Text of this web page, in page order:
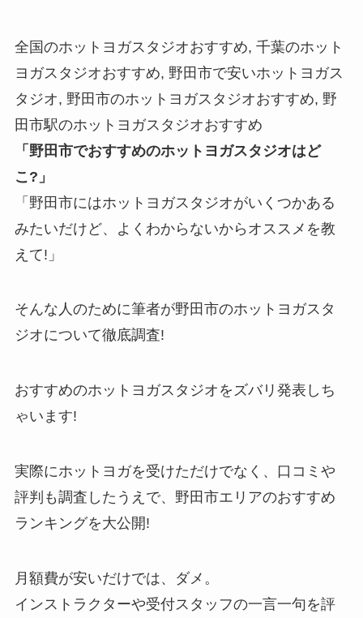
全国のホットヨガスタジオおすすめ, 千葉のホット
ヨガスタジオおすすめ, 野田市で安いホットヨガス
タジオ, 野田市のホットヨガスタジオおすすめ, 野
田市駅のホットヨガスタジオおすすめ
「野田市でおすすめのホットヨガスタジオはど
こ?」
「野田市にはホットヨガスタジオがいくつかある
みたいだけど、よくわからないからオススメを教
えて!」
そんな人のために筆者が野田市のホットヨガスタ
ジオについて徹底調査!
おすすめのホットヨガスタジオをズバリ発表しち
ゃいます!
実際にホットヨガを受けただけでなく、口コミや
評判も調査したうえで、野田市エリアのおすすめ
ランキングを大公開!
月額費が安いだけでは、ダメ。
インストラクターや受付スタッフの一言一句を評